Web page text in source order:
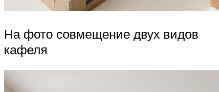
На фото совмещение двух видов
кафеля